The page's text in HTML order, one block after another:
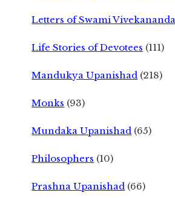
Letters of Swami Vivekananda
Life Stories of Devotees (111)
Mandukya Upanishad (218)
Monks (93)
Mundaka Upanishad (65)
Philosophers (10)
Prashna Upanishad (66)